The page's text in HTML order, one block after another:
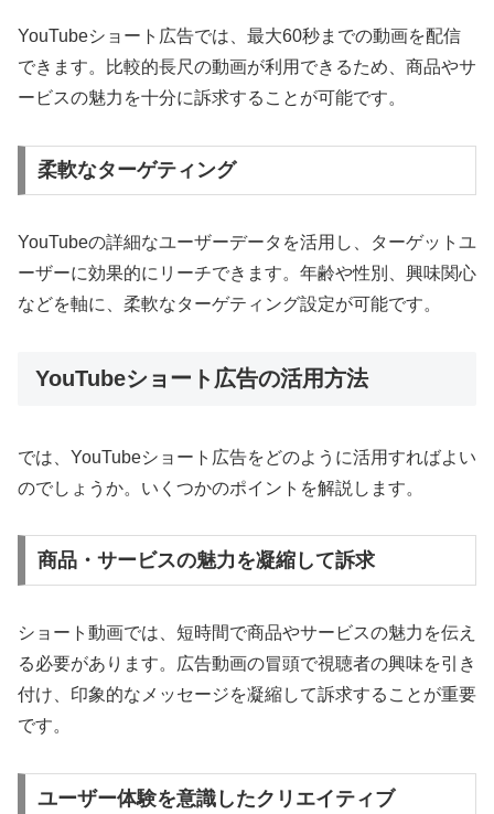
YouTubeショート広告では、最大60秒までの動画を配信
できます。比較的長尺の動画が利用できるため、商品やサ
ービスの魅力を十分に訴求することが可能です。
柔軟なターゲティング
YouTubeの詳細なユーザーデータを活用し、ターゲットユ
ーザーに効果的にリーチできます。年齢や性別、興味関心
などを軸に、柔軟なターゲティング設定が可能です。
YouTubeショート広告の活用方法
では、YouTubeショート広告をどのように活用すればよい
のでしょうか。いくつかのポイントを解説します。
商品・サービスの魅力を凝縮して訴求
ショート動画では、短時間で商品やサービスの魅力を伝え
る必要があります。広告動画の冒頭で視聴者の興味を引き
付け、印象的なメッセージを凝縮して訴求することが重要
です。
ユーザー体験を意識したクリエイティブ